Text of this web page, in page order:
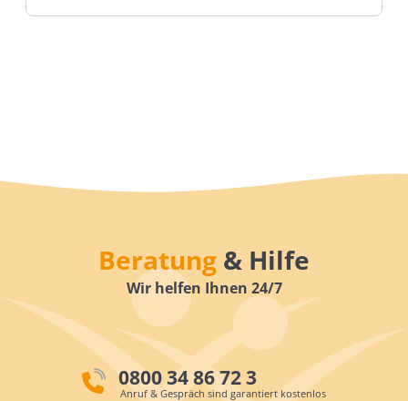
Beratung & Hilfe
Wir helfen Ihnen 24/7
0800 34 86 72 3
Anruf & Gespräch sind garantiert kostenlos